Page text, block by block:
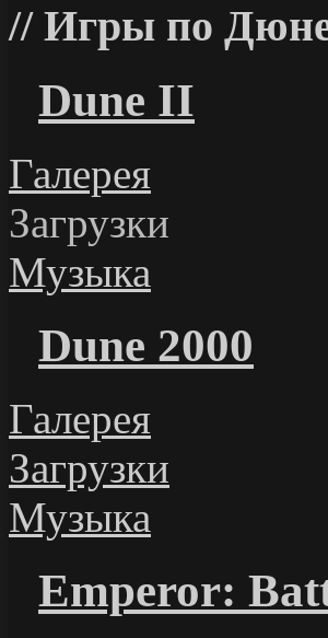
Игры по
Dune II
Галерея
Загрузки
Музыка
Dune 2000
Галерея
Загрузки
Музыка
Emperor: